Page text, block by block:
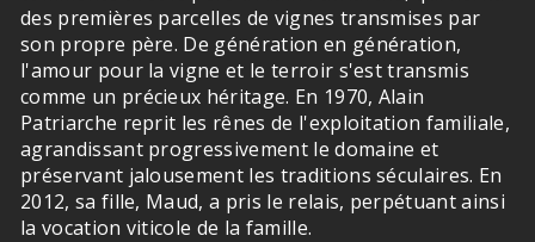
des premières parcelles de vignes transmises par
son propre père. De génération en génération,
l'amour pour la vigne et le terroir s'est transmis
comme un précieux héritage. En 1970, Alain
Patriarche reprit les rênes de l'exploitation familiale,
agrandissant progressivement le domaine et
préservant jalousement les traditions séculaires. En
2012, sa fille, Maud, a pris le relais, perpétuant ainsi
la vocation viticole de la famille.